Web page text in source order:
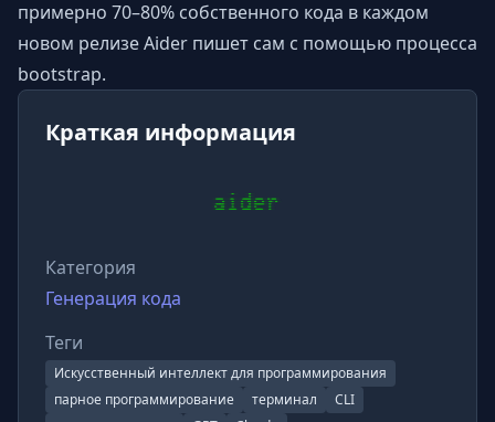
примерно 70–80% собственного кода в каждом
новом релизе Aider пишет сам с помощью процесса
bootstrap.
Краткая информация
Категория
Генерация кода
Теги
Искусственный интеллект для программирования
парное программирование
терминал
CLI